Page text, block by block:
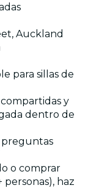
Auckland
para sillas de
y
dentro de
preguntas
o comprar
haz